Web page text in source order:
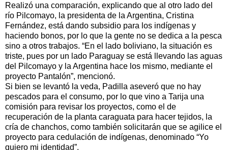
Realizó una comparación, explicando que al otro lado del
río Pilcomayo, la presidenta de la Argentina, Cristina
Fernández, está dando subsidio para los indígenas y
haciendo bonos, por lo que la gente no se dedica a la pesca
sino a otros trabajos. “En el lado boliviano, la situación es
triste, pues por un lado Paraguay se está llevando las aguas
del Pilcomayo y la Argentina hace los mismo, mediante el
proyecto Pantalón”, mencionó.
Si bien se levantó la veda, Padilla aseveró que no hay
pescados para el consumo, por lo que vino a Tarija una
comisión para revisar los proyectos, como el de
recuperación de la planta caraguata para hacer tejidos, la
cría de chanchos, como también solicitarán que se agilice el
proyecto para cedulación de indígenas, denominado “Yo
quiero mi identidad”.